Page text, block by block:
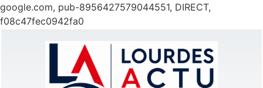
google.com, pub-8956427579044551, DIRECT,
f08c47fec0942fa0